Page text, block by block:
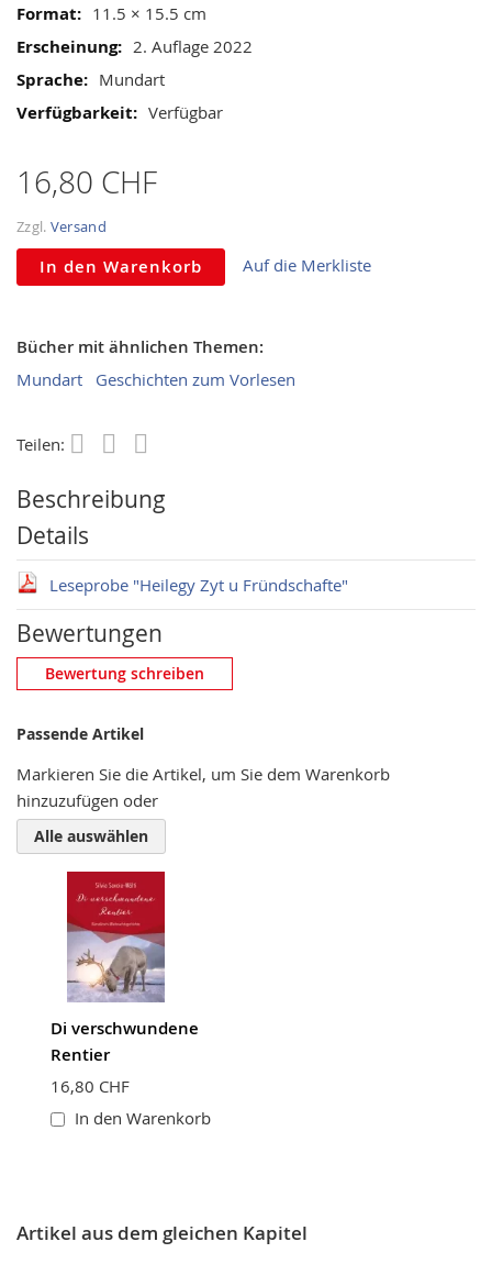
11.5 × 15.5 cm
2. Auflage 2022
Mundart
Verfügbar
16,80 CHF
Zzgl. Versand
In den Warenkorb Auf die Merkliste
Bücher mit ähnlichen Themen:
Mundart Geschichten zum Vorlesen
Teilen:
Beschreibung
Details
Leseprobe "Heilegy Zyt u Fründschafte"
Bewertungen
Eigene Bewertung schreiben
Nickname
Zusammenfassung
Bewertung
Bewertung schreiben
Passende Artikel
Markieren Sie die Artikel, um Sie dem Warenkorb
hinzuzufügen oder
Alle auswählen
Di verschwundene
Rentier
16,80 CHF
In den Warenkorb
Artikel aus dem gleichen Kapitel